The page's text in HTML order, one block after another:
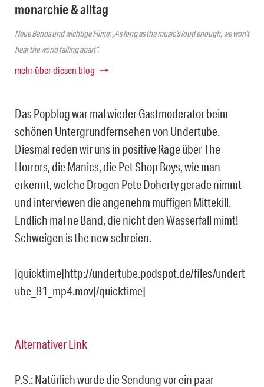
monarchie & alltag
Neue Bands und wichtige Filme: „As long as the music’s loud enough, we won’t
hear the world falling apart“.
mehr über diesen blog
Das Popblog war mal wieder Gastmoderator beim
schönen Untergrundfernsehen von Undertube.
Diesmal reden wir uns in positive Rage über The
Horrors, die Manics, die Pet Shop Boys, wie man
erkennt, welche Drogen Pete Doherty gerade nimmt
und interviewen die angenehm muffigen Mittekill.
Endlich mal ne Band, die nicht den Wasserfall mimt!
Schweigen is the new schreien.
[quicktime]http://undertube.podspot.de/files/undert
ube_81_mp4.mov[/quicktime]
Alternativer Link
P.S.: Natürlich wurde die Sendung vor ein paar